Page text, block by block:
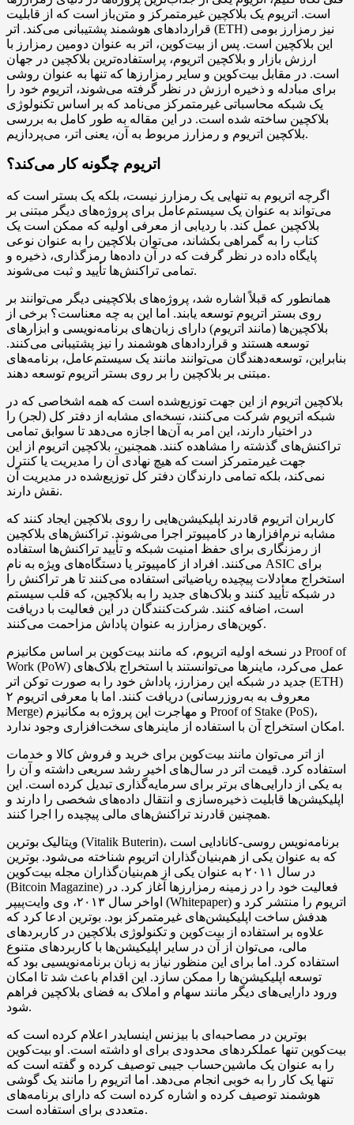
است. اتریوم یک بلاکچین غیرمتمرکز و متن‌باز است که از قابلیت
قراردادهای هوشمند پشتیبانی می‌کند. اتر (ETH) نیز رمزارز بومی
این بلاکچین است. پس از بیت‌کوین، اتر به عنوان دومین رمزارز با
ارزش بازار و بلاکچین اتریوم، پراستفاده‌ترین بلاکچین در جهان
است. در مقابل بیت‌کوین و سایر رمزارزها که تنها به عنوان روشی
برای مبادله و ذخیره ارزش در نظر گرفته می‌شوند، اتریوم خود را
یک شبکه محاسباتی غیرمتمرکز می‌نامد که بر اساس تکنولوژی
بلاکچین ساخته شده است. در این مقاله به طور کامل به بررسی
بلاکچین اتریوم و رمزارز مربوط به آن، یعنی اتر، می‌پردازیم.
اتریوم چگونه کار می‌کند؟
اگرچه اتریوم به تنهایی یک رمزارز نیست، بلکه یک بستر است که
می‌تواند به عنوان یک سیستم‌عامل برای پروژه‌های دیگر مبتنی بر
بلاکچین عمل کند. با ردیابی از معرفی اولیه که ممکن است یک
کتاب را به گمراهی بکشاند، می‌توان بلاکچین را به عنوان نوعی
پایگاه داده در نظر گرفت که در آن داده‌ها رمزگذاری، ذخیره و
تمامی تراکنش‌ها تأیید و ثبت می‌شوند.
همانطور که قبلاً اشاره شد، پروژه‌های بلاکچینی دیگر می‌توانند بر
روی بستر اتریوم توسعه یابند. اما این به چه معناست؟ برخی از
بلاکچین‌ها (مانند اتریوم) دارای زبان‌های برنامه‌نویسی و ابزارهای
توسعه هستند و قراردادهای هوشمند را نیز پشتیبانی می‌کنند.
بنابراین، توسعه‌دهندگان می‌توانند مانند یک سیستم‌عامل، برنامه‌های
مبتنی بر بلاکچین را بر روی بستر اتریوم توسعه دهند.
بلاکچین اتریوم از این جهت توزیع‌شده است که همه اشخاصی که در
شبکه اتریوم شرکت می‌کنند، نسخه‌ای مشابه از دفتر کل (لجر) را
در اختیار دارند، این امر به آن‌ها اجازه می‌دهد تا سوابق تمامی
تراکنش‌های گذشته را مشاهده کنند. همچنین، بلاکچین اتریوم از این
جهت غیرمتمرکز است که هیچ نهادی آن را مدیریت یا کنترل
نمی‌کند، بلکه تمامی دارندگان دفتر کل توزیع‌شده در مدیریت آن
نقش دارند.
کاربران اتریوم قادرند اپلیکیشن‌هایی را روی بلاکچین ایجاد کنند که
مشابه نرم‌افزارها در کامپیوتر اجرا می‌شوند. تراکنش‌های بلاکچین
از رمزنگاری برای حفظ امنیت شبکه و تأیید تراکنش‌ها استفاده
می‌کنند. افراد از کامپیوتر یا دستگاه‌های ویژه به نام ASIC برای
استخراج معادلات پیچیده ریاضیاتی استفاده می‌کنند تا هر تراکنش را
در شبکه تأیید کنند و بلاک‌های جدید را به بلاکچین، که قلب سیستم
است، اضافه کنند. شرکت‌کنندگان در این فعالیت با دریافت
کوین‌های رمزارز به عنوان پاداش مزاحمت می‌کنند.
در نسخه اولیه اتریوم، که مانند بیت‌کوین بر اساس مکانیزم Proof of
Work (PoW) عمل می‌کرد، ماینرها می‌توانستند با استخراج بلاک‌های
جدید در شبکه این رمزارز، پاداش خود را به صورت توکن اتر (ETH)
دریافت کنند. اما با معرفی اتریوم ۲ (معروف به به‌روزرسانی
Merge) و مهاجرت این پروژه به مکانیزم Proof of Stake (PoS)،
امکان استخراج آن با استفاده از ماینرهای سخت‌افزاری وجود ندارد.
از اتر می‌توان مانند بیت‌کوین برای خرید و فروش کالا و خدمات
استفاده کرد. قیمت اتر در سال‌های اخیر رشد سریعی داشته و آن را
به یکی از دارایی‌های برتر برای سرمایه‌گذاری تبدیل کرده است. این
اپلیکیشن‌ها قابلیت ذخیره‌سازی و انتقال داده‌های شخصی را دارند و
همچنین قادرند تراکنش‌های مالی پیچیده را اجرا کنند.
ویتالیک بوترین (Vitalik Buterin)، برنامه‌نویس روسی-کانادایی است
که به عنوان یکی از هم‌بنیان‌گذاران اتریوم شناخته می‌شود. بوترین
در سال ۲۰۱۱ به عنوان یکی از هم‌بنیان‌گذاران مجله بیت‌کوین
(Bitcoin Magazine) فعالیت خود را در زمینه رمزارزها آغاز کرد. در
اواخر سال ۲۰۱۳، وی وایت‌پیپر (Whitepaper) اتریوم را منتشر کرد و
هدفش ساخت اپلیکیشن‌های غیرمتمرکز بود. بوترین ادعا کرد که
علاوه بر استفاده از بیت‌کوین و تکنولوژی بلاکچین در کاربردهای
مالی، می‌توان از آن در سایر اپلیکیشن‌ها با کاربردهای متنوع
استفاده کرد. اما برای این منظور نیاز به زبان برنامه‌نویسیی بود که
توسعه اپلیکیشن‌ها را ممکن سازد. این اقدام باعث شد تا امکان
ورود دارایی‌های دیگر مانند سهام و املاک به فضای بلاکچین فراهم
شود.
بوترین در مصاحبه‌ای با بیزنس اینسایدر اعلام کرده است که
بیت‌کوین تنها عملکردهای محدودی برای او داشته است. او بیت‌کوین
را به عنوان یک ماشین‌حساب جیبی توصیف کرده و گفته است که
تنها یک کار را به خوبی انجام می‌دهد. اما اتریوم را مانند یک گوشی
هوشمند توصیف کرده و اشاره کرده است که دارای برنامه‌های
متعددی برای استفاده است.